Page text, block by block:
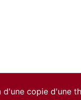
d'une copie d'une